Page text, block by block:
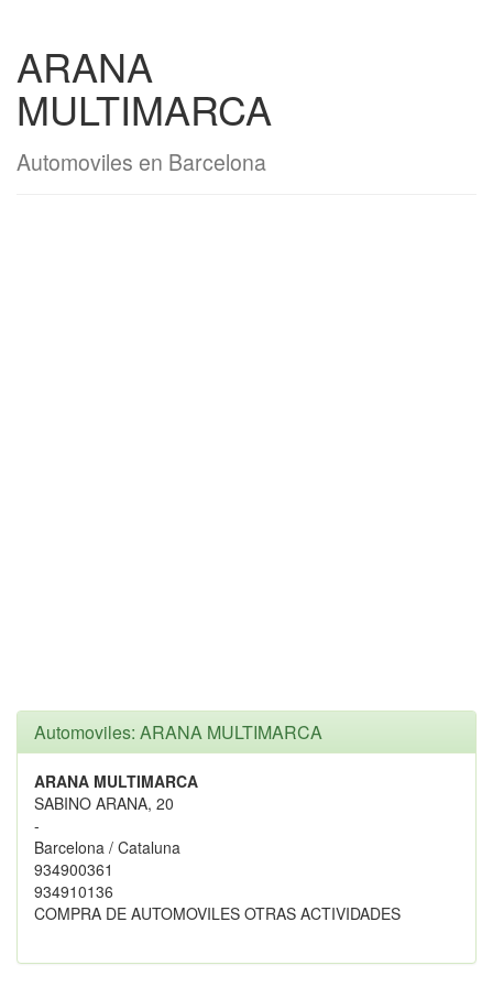
ARANA
MULTIMARCA
Automoviles en Barcelona
Automoviles: ARANA MULTIMARCA
ARANA MULTIMARCA
SABINO ARANA, 20
-
Barcelona / Cataluna
934900361
934910136
COMPRA DE AUTOMOVILES OTRAS ACTIVIDADES